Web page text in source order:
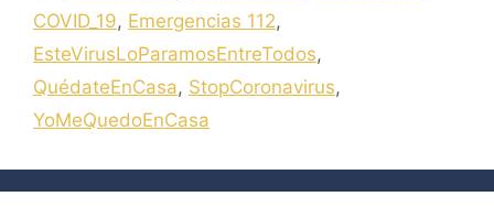
COVID_19, Emergencias 112,
EsteVirusLoParamosEntreTodos,
QuédateEnCasa, StopCoronavirus,
YoMeQuedoEnCasa